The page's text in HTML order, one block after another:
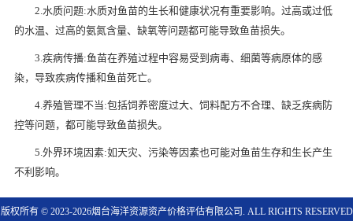
2.水质问题:水质对鱼苗的生长和健康状况有重要影响。过高或过低
的水温、过高的氨氮含量、缺氧等问题都可能导致鱼苗损失。
3.疾病传播:鱼苗在养殖过程中容易受到病毒、细菌等病原体的感
染，导致疾病传播和鱼苗死亡。
4.养殖管理不当:包括饲养密度过大、饲料配方不合理、缺乏疾病防
控等问题，都可能导致鱼苗损失。
5.外界环境因素:如天灾、污染等因素也可能对鱼苗生存和生长产生
不利影响。
版权所有 © 2023-2026烟台海洋资源资产价格评估有限公司 . ALL RIGHTS RESERVED